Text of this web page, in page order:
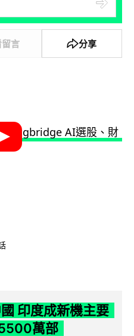
留言 分享
印度成新機主要
萬部